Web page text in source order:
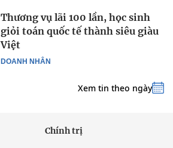
DOANH NHÂN
Thương vụ lãi 100 lần, học sinh
giỏi toán quốc tế thành siêu giàu
Việt
Xem tin theo ngày
Chính trị